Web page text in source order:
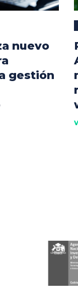
nuevo
gestión